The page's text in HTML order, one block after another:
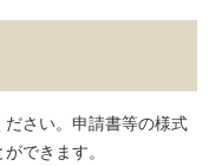
さい。申請書等の様式
できます。